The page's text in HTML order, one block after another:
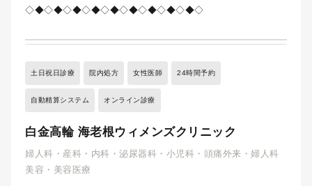
◇◆◇◆◇◆◇◆◇◆◇◆◇◆◇◆◇◆◇
土日祝日診療 院内処方 女性医師 24時間予約
自動精算システム オンライン診療
白金高輪 海老根ウィメンズクリニック
婦人科・産科・内科・泌尿器科・小児科・頭痛外来・婦人科
美容・美容医療